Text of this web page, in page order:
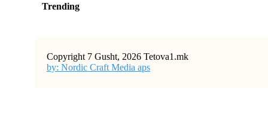
Trending
Copyright 7 Gusht, 2026 Tetova1.mk
by: Nordic Craft Media aps